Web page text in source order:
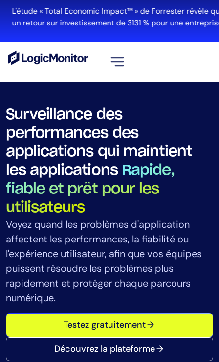
L'étude « Total Economic Impact™ » de Forrester révèle
un retour sur investissement de 3131 % pour une entreprise
Surveillance des
performances des
applications qui maintient
les applications Rapide,
fiable et prêt pour les
utilisateurs
Voyez quand les problèmes d'application
affectent les performances, la fiabilité ou
l'expérience utilisateur, afin que vos équipes
puissent résoudre les problèmes plus
rapidement et protéger chaque parcours
numérique.
Testez gratuitement
Découvrez la plateforme
Plateforme
Infrastructure
Cloud et Multi-Cloud
Gestion des journaux
Edwin AI
Solution
Automatisation
Consolidation des outils
Réduction du MTTR
Optimisation des coûts
Industrie
Santé
Services financiers
Secteur public
Services gérés